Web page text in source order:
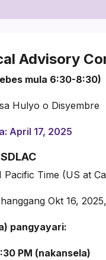
Advisory
mula 6:30-8:30)
Hulyo o Disyembre
April 17, 2025
Pacific Time (US at
Okt 16, 2025,
pangyayari:
PM (nakansela)